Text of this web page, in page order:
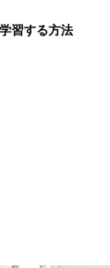
習する方法